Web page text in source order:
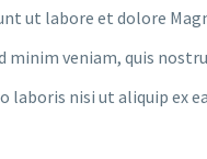
ut labore et dolore
minim veniam, quis
laboris nisi ut aliquip ex